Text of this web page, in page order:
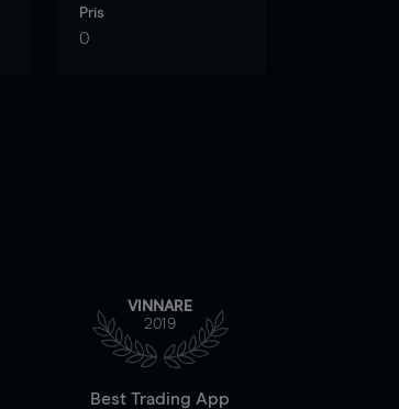
Pris
0
VINNARE
2019
Best Trading App